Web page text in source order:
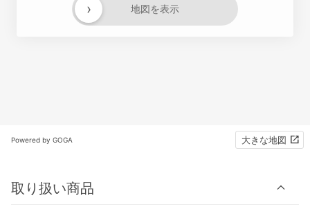
地図を表示
›
Powered by GOGA 大きな地図
取り扱い商品